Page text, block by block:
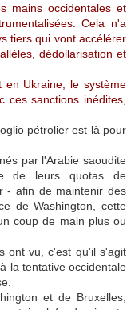
mains occidentales et
Cela n'a
tiers qui vont accélérer
dédollarisation et
Ukraine, le système
ces sanctions inédites,
pétrolier est là pour
par l'Arabie saoudite
de leurs quotas de
- afin de maintenir des
de Washington, cette
coup de main plus ou
ont vu, c'est qu'il s'agit
la tentative occidentale
et de Bruxelles,